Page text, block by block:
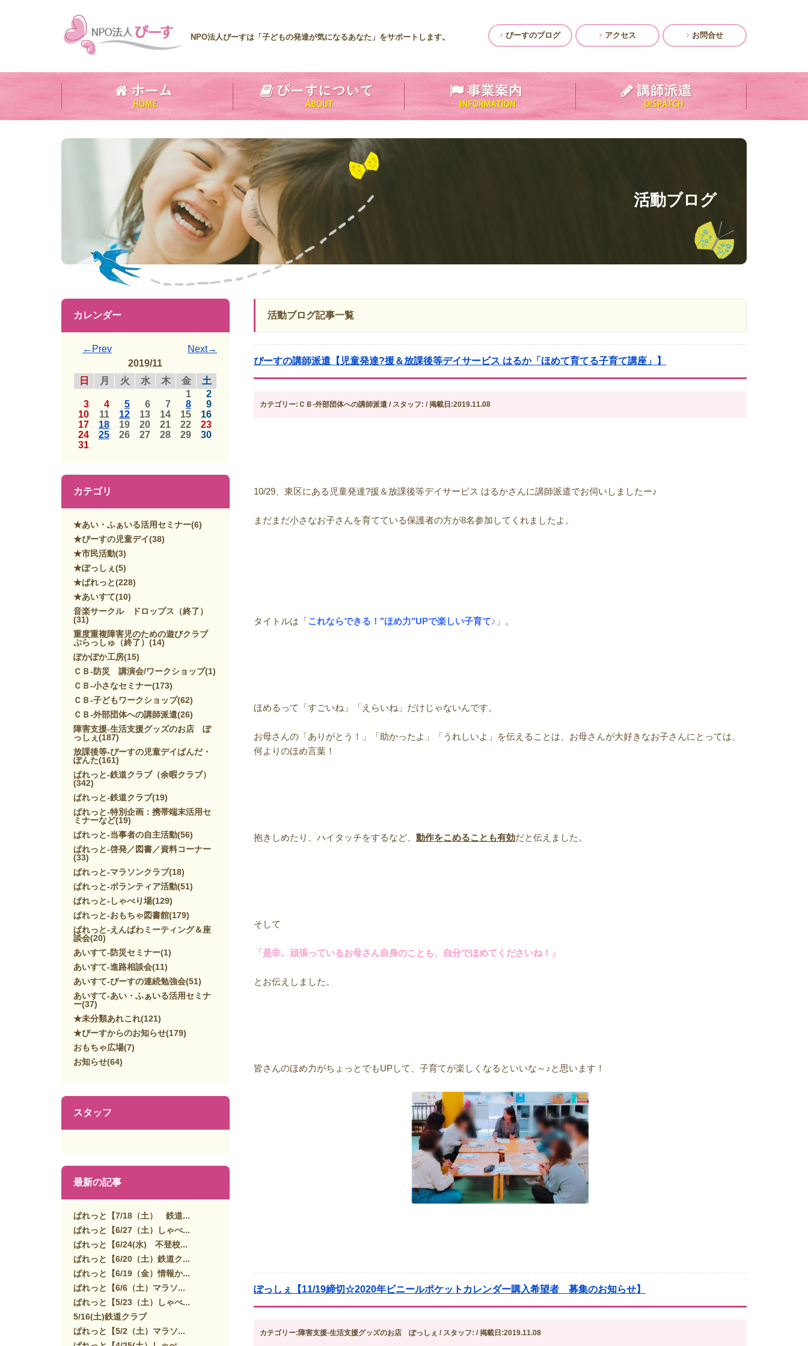
NPO法人ぴーすは「子どもの発達が気になるあなた」をサポートします。 ぴーすのブログ アクセス お問合せ
活動ブログ
活動ブログ記事一覧
ぴーすの講師派遣【児童発達?援＆放課後等デイサービス はるか「ほめて育てる子育て講座」】
カテゴリー:ＣＢ-外部団体への講師派遣 / スタッフ: / 掲載日:2019.11.08
10/29、東区にある児童発達?援＆放課後等デイサービス はるかさんに講師派遣でお伺いしましたー♪
まだまだ小さなお子さんを育てている保護者の方が8名参加してくれましたよ。
タイトルは「これならできる！"ほめ力"UPで楽しい子育て♪ 」。
ほめるって「すごいね」「えらいね」だけじゃないんです。
お母さんの「ありがとう！」「助かったよ」「うれしいよ」を伝えることは、お母さんが大好きなお子さんにとっては、
何よりのほめ言葉！
抱きしめたり、ハイタッチをするなど、 動作をこめることも有効だと伝えました。
そして
「是非、頑張っているお母さん自身のことも、自分でほめてくださいね！」
とお伝えしました。
皆さんのほめ力がちょっとでもUPして、子育てが楽しくなるといいな～♪と思います！
ぽっしぇ【11/19締切☆2020年ビニールポケットカレンダー購入希望者 募集のお知らせ】
カテゴリー:障害支援-生活支援グッズのお店 ぽっしぇ / スタッフ: / 掲載日:2019.11.08
カレンダー
←Prev
Next→
2019/11
日
月 火 水 木 金
土
1
2
3
4 5 6 7 8
9
10
11 12 13 14 15
16
17
18 19 20 21 22
23
24
25 26 27 28 29
30
31
カテゴリ
★あい・ふぁいる活用セミナー(6)
★ぴーすの児童デイ(38)
★市民活動(3)
★ぽっしぇ (5)
★ぱれっと(228)
★あいすて(10)
音楽サークル ドロップス（終了）
(31)
重度重複障害児のための遊びクラブ
ぷらっしゅ（終了） (14)
ぽかぽか工房(15)
ＣＢ-防災 講演会/ワークショップ(1)
ＣＢ-小さなセミナー(173)
ＣＢ-子どもワークショップ(62)
ＣＢ-外部団体への講師派遣(26)
障害支援-生活支援グッズのお店 ぽ
っしぇ (187)
放課後等-ぴーすの児童デイぱんだ・
ぽんた(161)
ぱれっと-鉄道クラブ（余暇クラブ）
(342)
ぱれっと-鉄道クラブ(19)
ぱれっと-特別企画：携帯端末活用セ
ミナーなど(19)
ぱれっと-当事者の自主活動(56)
ぱれっと-啓発／図書／資料コーナー
(33)
ぱれっと-マラソンクラブ(18)
ぱれっと-ボランティア活動(51)
ぱれっと-しゃべり場(129)
ぱれっと-おもちゃ図書館(179)
ぱれっと-えんぱわミーティング＆座
談会(20)
あいすて-防災セミナー(1)
あいすて-進路相談会(11)
あいすて-ぴーすの連続勉強会(51)
あいすて-あい・ふぁいる活用セミナ
ー(37)
★未分類あれこれ(121)
★ぴーすからのお知らせ(179)
おもちゃ広場(7)
お知らせ(64)
スタッフ
最新の記事
ぱれっと【7/18（土） 鉄道...
ぱれっと【6/27（土）しゃべ...
ぱれっと【6/24(水) 不登校...
ぱれっと【6/20（土）鉄道ク...
ぱれっと【6/19（金）情報か...
ぱれっと【6/6（土）マラソ...
ぱれっと【5/23（土）しゃべ...
5/16(土)鉄道クラブ
ぱれっと【5/2（土）マラソ...